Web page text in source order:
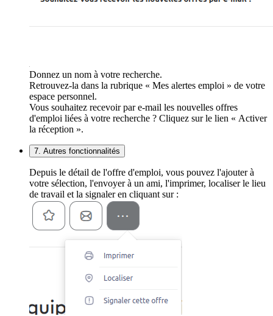
Donnez un nom à votre recherche.
Retrouvez-la dans la rubrique « Mes alertes emploi » de votre
espace personnel.
Vous souhaitez recevoir par e-mail les nouvelles offres
d'emploi liées à votre recherche ? Cliquez sur le lien « Activer
la réception ».
7. Autres fonctionnalités
Depuis le détail de l'offre d'emploi, vous pouvez l'ajouter à
votre sélection, l'envoyer à un ami, l'imprimer, localiser le lieu
de travail et la signaler en cliquant sur :